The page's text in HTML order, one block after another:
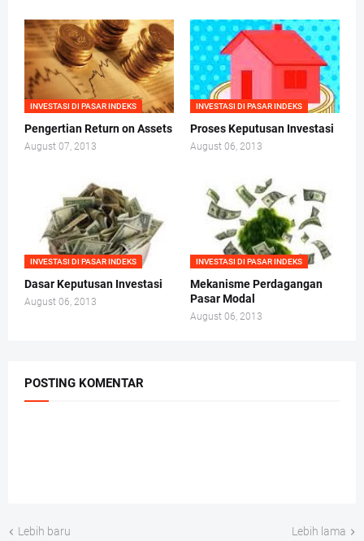
INVESTASI DI PASAR INDEKS
Pengertian Return on Assets
August 07, 2013
INVESTASI DI PASAR INDEKS
Proses Keputusan Investasi
August 06, 2013
INVESTASI DI PASAR INDEKS
Dasar Keputusan Investasi
August 06, 2013
INVESTASI DI PASAR INDEKS
Mekanisme Perdagangan
Pasar Modal
August 06, 2013
POSTING KOMENTAR
Lebih baru Lebih lama